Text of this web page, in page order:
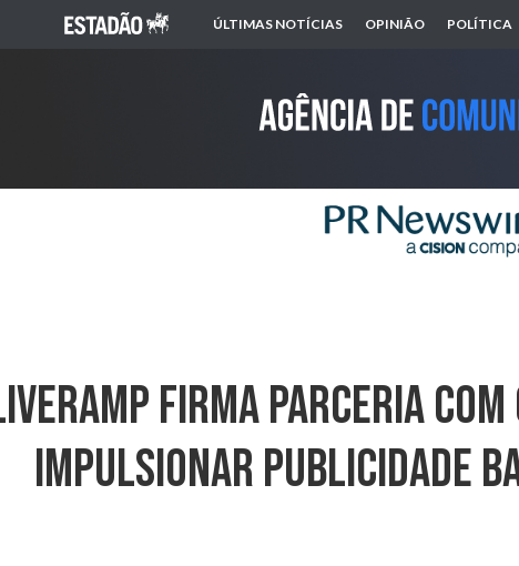
ÚLTIMAS NOTÍCIAS OPINIÃO POLÍTICA
Firma Parceria
Impulsionar Publicidade